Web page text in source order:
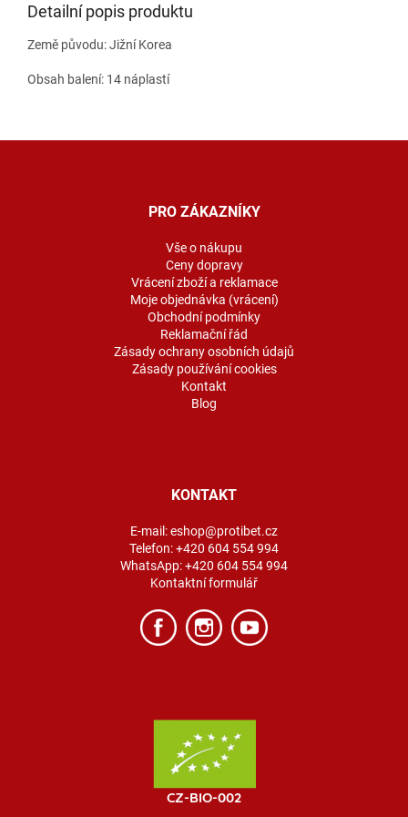
Detailní popis produktu
Země původu: Jižní Korea
Obsah balení: 14 náplastí
PRO ZÁKAZNÍKY
Vše o nákupu
Ceny dopravy
Vrácení zboží a reklamace
Moje objednávka (vrácení)
Obchodní podmínky
Reklamační řád
Zásady ochrany osobních údajů
Zásady používání cookies
Kontakt
Blog
KONTAKT
E-mail:eshop@protibet.cz
Telefon:+420 604 554 994
WhatsApp:+420 604 554 994
Kontaktní formulář